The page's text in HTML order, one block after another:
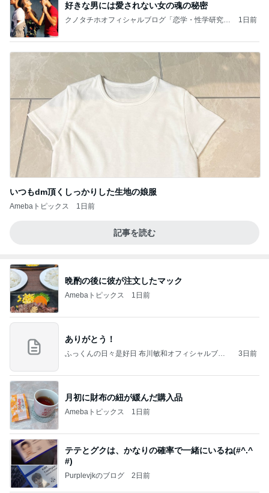
好きな男には愛されない女の魂の秘密
クノタチホオフィシャルブログ「恋学・性学研究
1日前
いつもdm頂くしっかりした生地の娘服
Amebaトピックス 1日前
記事を読む
晩酌の後に彼が注文したマック
Amebaトピックス 1日前
ありがとう！
ふっくんの日々是好日 布川敏和オフィシャルブロ
3日前
月初に財布の紐が緩んだ購入品
Amebaトピックス 1日前
テテとグクは、かなりの確率で一緒にいるね(#^.^
#)
Purplevjkのブログ 2日前